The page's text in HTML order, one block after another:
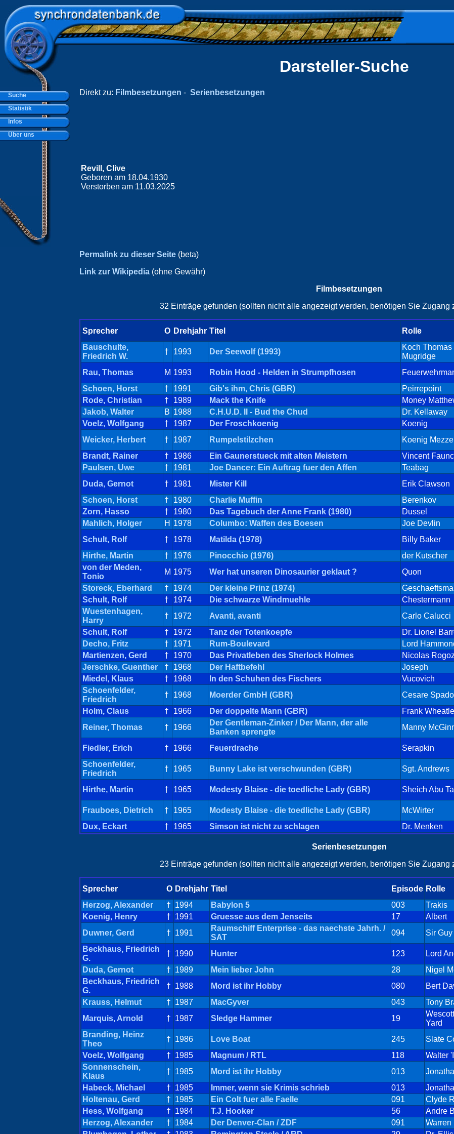
Darsteller-Suche
Direkt zu: Filmbesetzungen - Serienbesetzungen
Revill, Clive
Geboren am 18.04.1930
Verstorben am 11.03.2025
Permalink zu dieser Seite (beta)
Link zur Wikipedia (ohne Gewähr)
Filmbesetzungen
32 Einträge gefunden (sollten nicht alle angezeigt werden, benötigen Sie Zugang
Sprecher O Drehjahr Titel Rolle
Bauschulte,
Friedrich W.
† 1993 Der Seewolf (1993)
Koch Thomas
Mugridge
Rau, Thomas M 1993 Robin Hood - Helden in Strumpfhosen
Schoen, Horst
† 1991 Gib's ihm, Chris (GBR) Peirrepoint
Rode, Christian
† 1989 Mack the Knife Money
Jakob, Walter
B 1988 C.H.U.D. II - Bud the Chud Dr. Kellaway
Voelz, Wolfgang
† 1987 Der Froschkoenig Koenig
Weicker, Herbert
† 1987 Rumpelstilzchen Koenig
Brandt, Rainer
† 1986 Ein Gaunerstueck mit alten Meistern Vincent
Paulsen, Uwe
† 1981 Joe Dancer: Ein Auftrag fuer den Affen Teabag
Duda, Gernot
† 1981 Mister Kill Erik Clawson
Schoen, Horst
† 1980 Charlie Muffin Berenkov
Zorn, Hasso
† 1980 Das Tagebuch der Anne Frank (1980) Dussel
Mahlich, Holger
H 1978 Columbo: Waffen des Boesen Joe Devlin
Schult, Rolf
† 1978 Matilda (1978) Billy Baker
Hirthe, Martin
† 1976 Pinocchio (1976) der Kutscher
von der Meden,
Tonio
M 1975 Wer hat unseren Dinosaurier geklaut ? Quon
Storeck, Eberhard
† 1974 Der kleine Prinz (1974)
Schult, Rolf
† 1974 Die schwarze Windmuehle Chestermann
Wuestenhagen,
Harry
† 1972 Avanti, avanti Carlo Calucci
Schult, Rolf
† 1972 Tanz der Totenkoepfe Dr. Lionel
Decho, Fritz
† 1971 Rum-Boulevard Lord
Martienzen, Gerd
† 1970 Das Privatleben des Sherlock Holmes Nicolas
Jerschke, Guenther
† 1968 Der Haftbefehl Joseph
Miedel, Klaus
† 1968 In den Schuhen des Fischers Vucovich
Schoenfelder,
Friedrich
† 1968 Moerder GmbH (GBR) Cesare Spado
Holm, Claus
† 1966 Der doppelte Mann (GBR) Frank
Reiner, Thomas
† 1966
Der Gentleman-Zinker / Der Mann, der alle
Banken sprengte
Manny
Fiedler, Erich † 1966 Feuerdrache Serapkin
Schoenfelder,
Friedrich
† 1965 Bunny Lake ist verschwunden (GBR) Sgt. Andrews
Hirthe, Martin † 1965 Modesty Blaise - die toedliche Lady (GBR) Sheich Abu
Frauboes, Dietrich † 1965 Modesty Blaise - die toedliche Lady (GBR) McWirter
Dux, Eckart
† 1965 Simson ist nicht zu schlagen Dr. Menken
Serienbesetzungen
23 Einträge gefunden (sollten nicht alle angezeigt werden, benötigen Sie Zugang
Sprecher O Drehjahr Titel Episode Rolle
Herzog, Alexander
† 1994 Babylon 5 003 Trakis
Koenig, Henry
† 1991 Gruesse aus dem Jenseits 17 Albert
Duwner, Gerd
† 1991
Raumschiff Enterprise - das naechste Jahrh. /
SAT
094 Sir
Beckhaus, Friedrich
G.
† 1990 Hunter 123 Lord
Duda, Gernot
† 1989 Mein lieber John 28 Nigel
Beckhaus, Friedrich
G.
† 1988 Mord ist ihr Hobby 080 Bert
Krauss, Helmut
† 1987 MacGyver 043 Tony
Marquis, Arnold
† 1987 Sledge Hammer 19
Yard
Branding, Heinz
Theo
† 1986 Love Boat 245 Slate
Voelz, Wolfgang
† 1985 Magnum / RTL 118 Walter
Sonnenschein,
Klaus
† 1985 Mord ist ihr Hobby 013
Habeck, Michael
† 1985 Immer, wenn sie Krimis schrieb 013
Holtenau, Gerd
† 1985 Ein Colt fuer alle Faelle 091 Clyde
Hess, Wolfgang
† 1984 T.J. Hooker 56 Andre
Herzog, Alexander
† 1984 Der Denver-Clan / ZDF 091 Warren
Suche
Statistik
Infos
Über uns